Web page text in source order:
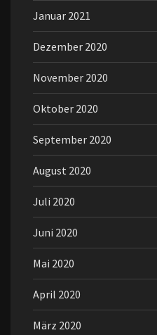
Januar 2021
Dezember 2020
November 2020
Oktober 2020
September 2020
August 2020
Juli 2020
Juni 2020
Mai 2020
April 2020
März 2020